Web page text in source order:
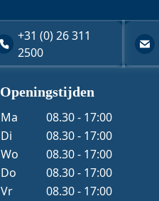
+31 (0) 26 311
2500
Openingstijden
Ma
08.30 - 17:00
Di
08.30 - 17:00
Wo
08.30 - 17:00
Do
08.30 - 17:00
Vr
08.30 - 17:00